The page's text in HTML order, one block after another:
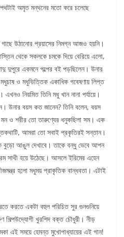
অমৃত মন্থনের মতো করে চলেছে
গাছে উঠানোর প্রয়াসের নিমগ্ন আজও হয়নি।
থেকে সকলকে চমকে দিয়ে বেরিয়ে এলো,
দুপুরে একমনে গল্পের বই পড়ছিলেন। উনার
ও মধুভিত্তিক একাধিক গবেষণায় লিপ্ত
নিয়মিত তিনি মধু খান নানা পর্যায়ে।
উনার বয়স কত জানেন? তিনি বলেন, বয়স
ও শরীর তো তারুণ্যের ধনুকছিলা সম। এক
আমরা তো সবাই প্রকৃতিরই সন্তান।
বুড়ো আঙুল দেখাবে। তাকে বন্ধু ভেবে আপন
সাথী হয়ে উঠেছে। আসলে ইরিমের এহেন
হলো মধুময় প্রাকৃতিক বান্ধবতা। এটাই
করতে একটা বহুল পরিচিত সুর গুনগুনিয়ে
শিল্পউদ্যোগী খুরশিদ বক্ত চৌধুরী। নীড়
এই সময়ে হেমন্ত মুখোপাধ্যায়ের এই গান!